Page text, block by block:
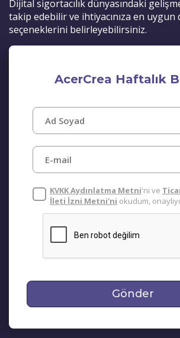
Dijital sigortacılık dünyasındaki
takip edebilir ve ihtiyacınıza en uygun
seçeneklerini belirleyebilirsiniz.
AcerCrea Haftalık
KVKK Aydınlatma Metni'ni ve
İleti İzni Metni'ni okudum,
Gönder